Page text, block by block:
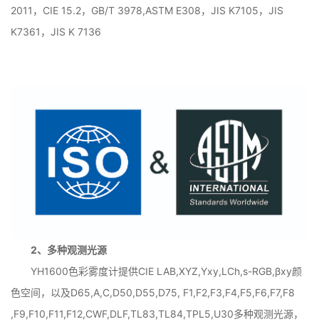
2011，CIE 15.2，GB/T 3978,ASTM E308，JIS K7105，JIS
K7361，JIS K 7136
2、多种观测光源
YH1600色彩雾度计提供CIE LAB,XYZ,Yxy,LCh,s-RGB,βxy颜
色空间，以及D65,A,C,D50,D55,D75, F1,F2,F3,F4,F5,F6,F7,F8
,F9,F10,F11,F12,CWF,DLF,TL83,TL84,TPL5,U30多种观测光源，